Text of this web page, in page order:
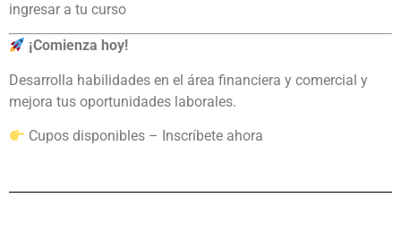
ingresar a tu curso
¡Comienza hoy!
Desarrolla habilidades en el área financiera y comercial y
mejora tus oportunidades laborales.
Cupos disponibles – Inscríbete ahora